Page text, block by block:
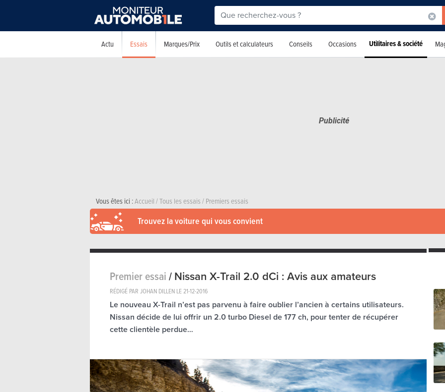
Actu Essais Marques/Prix Outils et calculateurs Conseils Occasions Utilitaires & société
Vous êtes ici :Accueil/Tous les essais/Premiers essais
Trouvez la voiture qui vous convient
Premier essai/Nissan X-Trail 2.0 dCi : Avis aux amateurs
RÉDIGÉ PAR JOHAN DILLEN LE21-12-2016
Le nouveau X-Trail n’est pas parvenu à faire oublier l’ancien à certains utilisateurs.
Nissan décide de lui offrir un 2.0 turbo Diesel de 177 ch, pour tenter de récupérer
cette clientèle perdue…